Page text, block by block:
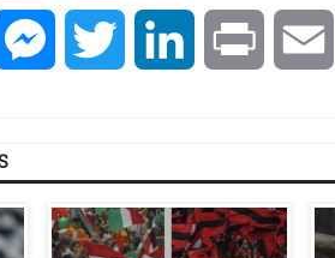
MessengerTwitter LinkedInPrint